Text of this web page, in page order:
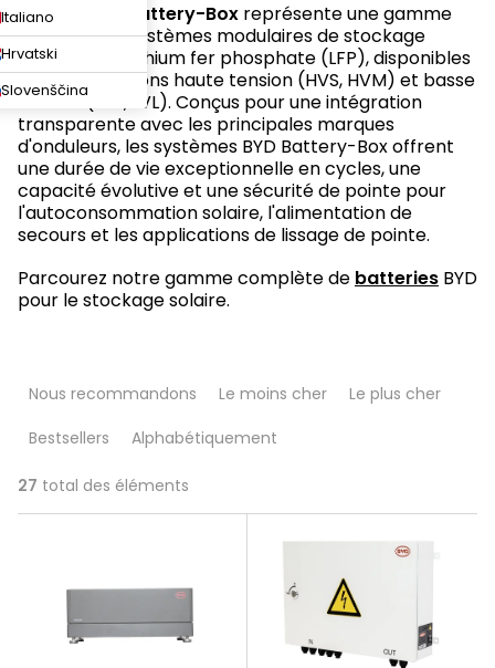
Italiano
Hrvatski
Slovenščina
La série
BYD Battery-Box représente une gamme
premium de systèmes modulaires de stockage
d'énergie au lithium fer phosphate (LFP), disponibles
en configurations haute tension (HVS, HVM) et basse
tension (LVS, LVL). Conçus pour une intégration
transparente avec les principales marques
d'onduleurs, les systèmes BYD Battery-Box offrent
une durée de vie exceptionnelle en cycles, une
capacité évolutive et une sécurité de pointe pour
l'autoconsommation solaire, l'alimentation de
secours et les applications de lissage de pointe.
Parcourez notre gamme complète de batteries BYD
pour le stockage solaire.
d
Nous recommandons Le moins cher
Le plus cher
Bestsellers
Alphabétiquement
27 total des éléments